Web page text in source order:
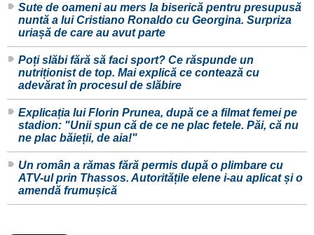
Sute de oameni au mers la biserică pentru presupusă
nuntă a lui Cristiano Ronaldo cu Georgina. Surpriza
uriașă de care au avut parte
Poți slăbi fără să faci sport? Ce răspunde un
nutriționist de top. Mai explică ce contează cu
adevărat în procesul de slăbire
Explicația lui Florin Prunea, după ce a filmat femei pe
stadion: "Unii spun că de ce ne plac fetele. Păi, că nu
ne plac băieții, de aia!"
Un român a rămas fără permis după o plimbare cu
ATV-ul prin Thassos. Autoritățile elene i-au aplicat și o
amendă frumușică